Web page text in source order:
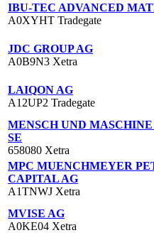
IBU-TEC ADVANCED
A0XYHT Tradegate
JDC GROUP AG
A0B9N3 Xetra
LAIQON AG
A12UP2 Tradegate
MENSCH UND MASCHINE
SE
658080 Xetra
MPC MUENCHMEYER
CAPITAL AG
A1TNWJ Xetra
MVISE AG
A0KE04 Xetra